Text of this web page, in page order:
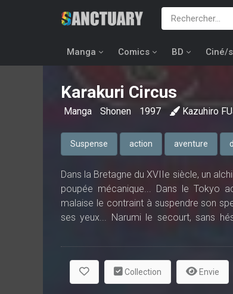
Manga Comics BD Ciné/
Karakuri Circus
Manga Shonen 1997 Kazuhiro
Suspense action aventure
Dans la Bretagne du XVIIe siècle, un
poupée mécanique... Dans le Tokyo
malaise le contraint à suspendre son
ses yeux... Narumi le secourt, sans
financier, spécialiste des mécanismes
côtés et qui semble attirer toutes les
Collection Envie